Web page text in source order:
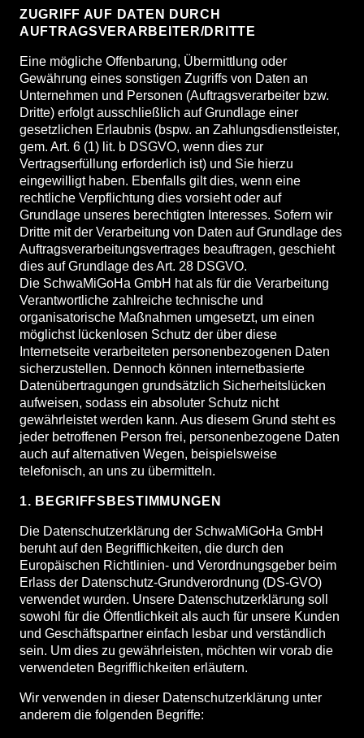
ZUGRIFF AUF DATEN DURCH
AUFTRAGSVERARBEITER/DRITTE
Eine mögliche Offenbarung, Übermittlung oder
Gewährung eines sonstigen Zugriffs von Daten an
Unternehmen und Personen (Auftragsverarbeiter bzw.
Dritte) erfolgt ausschließlich auf Grundlage einer
gesetzlichen Erlaubnis (bspw. an Zahlungsdienstleister,
gem. Art. 6 (1) lit. b DSGVO, wenn dies zur
Vertragserfüllung erforderlich ist) und Sie hierzu
eingewilligt haben. Ebenfalls gilt dies, wenn eine
rechtliche Verpflichtung dies vorsieht oder auf
Grundlage unseres berechtigten Interesses. Sofern wir
Dritte mit der Verarbeitung von Daten auf Grundlage des
Auftragsverarbeitungsvertrages beauftragen, geschieht
dies auf Grundlage des Art. 28 DSGVO.
Die SchwaMiGoHa GmbH hat als für die Verarbeitung
Verantwortliche zahlreiche technische und
organisatorische Maßnahmen umgesetzt, um einen
möglichst lückenlosen Schutz der über diese
Internetseite verarbeiteten personenbezogenen Daten
sicherzustellen. Dennoch können internetbasierte
Datenübertragungen grundsätzlich Sicherheitslücken
aufweisen, sodass ein absoluter Schutz nicht
gewährleistet werden kann. Aus diesem Grund steht es
jeder betroffenen Person frei, personenbezogene Daten
auch auf alternativen Wegen, beispielsweise
telefonisch, an uns zu übermitteln.
1. BEGRIFFSBESTIMMUNGEN
Die Datenschutzerklärung der SchwaMiGoHa GmbH
beruht auf den Begrifflichkeiten, die durch den
Europäischen Richtlinien- und Verordnungsgeber beim
Erlass der Datenschutz-Grundverordnung (DS-GVO)
verwendet wurden. Unsere Datenschutzerklärung soll
sowohl für die Öffentlichkeit als auch für unsere Kunden
und Geschäftspartner einfach lesbar und verständlich
sein. Um dies zu gewährleisten, möchten wir vorab die
verwendeten Begrifflichkeiten erläutern.
Wir verwenden in dieser Datenschutzerklärung unter
anderem die folgenden Begriffe: